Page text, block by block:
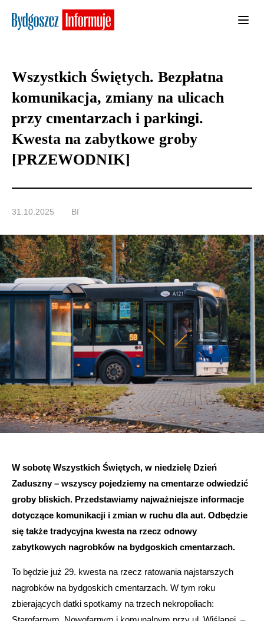
Wszystkich Świętych. Bezpłatna
komunikacja, zmiany na ulicach
przy cmentarzach i parkingi.
Kwesta na zabytkowe groby
[PRZEWODNIK]
31.10.2025 BI
W sobotę Wszystkich Świętych, w niedzielę Dzień
Zaduszny – wszyscy pojedziemy na cmentarze odwiedzić
groby bliskich. Przedstawiamy najważniejsze informacje
dotyczące komunikacji i zmian w ruchu dla aut. Odbędzie
się także tradycyjna kwesta na rzecz odnowy
zabytkowych nagrobków na bydgoskich cmentarzach.
To będzie już 29. kwesta na rzecz ratowania najstarszych
nagrobków na bydgoskich cmentarzach. W tym roku
zbierających datki spotkamy na trzech nekropoliach: